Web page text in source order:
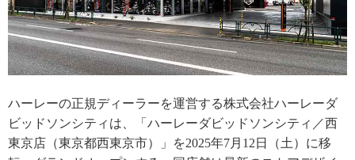
ハーレーの正規ディーラーを運営する株式会社ハーレーダ
ビッドソンシティは、「ハーレーダビッドソンシティ／西
東京店（東京都西東京市）」を2025年7月12日（土）に移